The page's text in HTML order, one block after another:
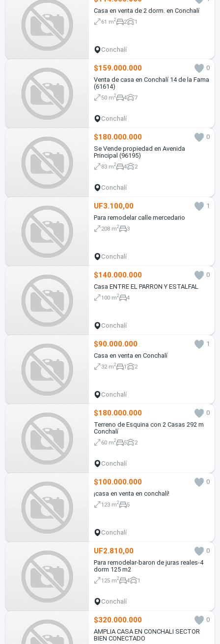
Casa en venta de 2 dorm. en Conchalí
61 m2 2 1
Conchalí
$159.000.000
0
Venta de casa en Conchalí 14 de la Fama
(61614)
50 m2 4 7
Conchalí
$180.000.000
0
Se Vende propiedad en Avenida
Principal (96195)
83 m2 4 2
Conchalí
UF3.100,00
1
Para remodelar calle mercedario
208 m2 3
Conchalí
$140.000.000
0
Casa ENTRE EL PARRON Y ESTALFAL
100 m2 4
Conchalí
$90.000.000
1
Casa en venta en Conchalí
32 m2 1 2
Conchalí
$180.000.000
0
Terreno de Esquina con 2 Casas 292 m
Conchalí
60 m2 5 2
Conchalí
$100.000.000
0
¡casa en venta en conchalí!
123 m2 5
Conchalí
UF2.810,00
0
Para remodelar-baron de juras reales-4
dorm 125 m2
125 m2 4 1
Conchalí
$320.000.000
0
AMPLIA CASA EN CONCHALI SECTOR
BIEN CONECTADO